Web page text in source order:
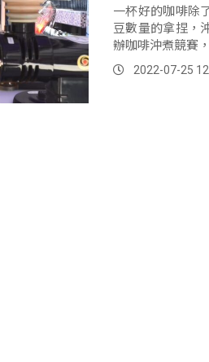
一杯好的咖啡除
豆數量的拿捏，
辦咖啡沖煮競賽
2022-07-25